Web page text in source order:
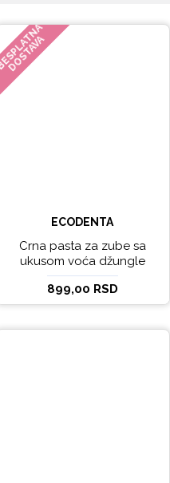
DOSTAVA
ECODENTA
Crna pasta za zube sa
ukusom voća džungle
Ecodenta 75 ml
899,00 RSD